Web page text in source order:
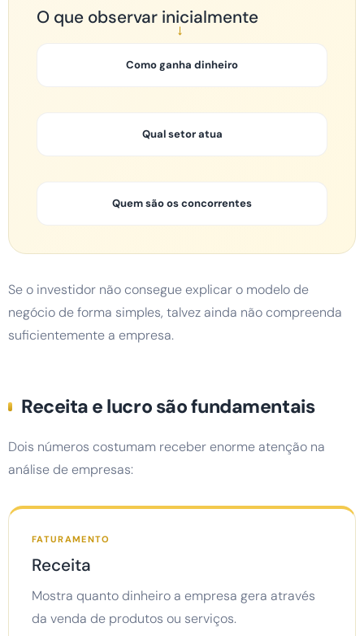
O que observar inicialmente
Como ganha dinheiro
Qual setor atua
→
Quem são os concorrentes
Se o investidor não consegue explicar o modelo de
negócio de forma simples, talvez ainda não compreenda
suficientemente a empresa.
Receita e lucro são fundamentais
Dois números costumam receber enorme atenção na
análise de empresas:
FATURAMENTO
Receita
Mostra quanto dinheiro a empresa gera através
da venda de produtos ou serviços.